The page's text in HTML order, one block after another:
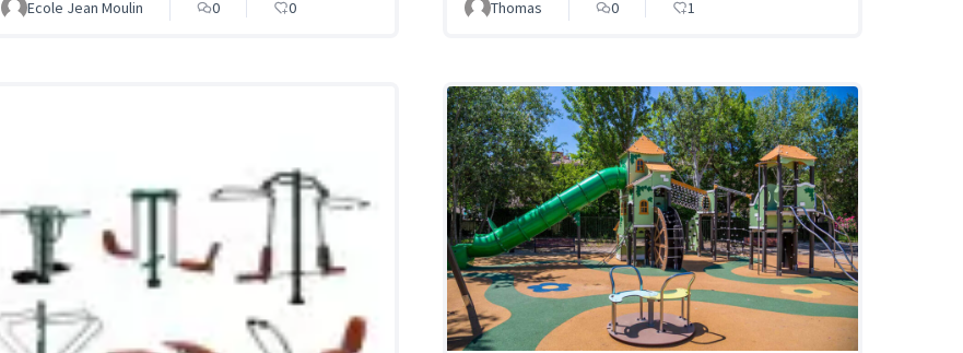
Ecole Jean Moulin 0 0 Thomas 0 1